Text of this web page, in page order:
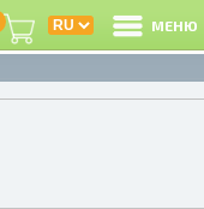
МЕНЮ